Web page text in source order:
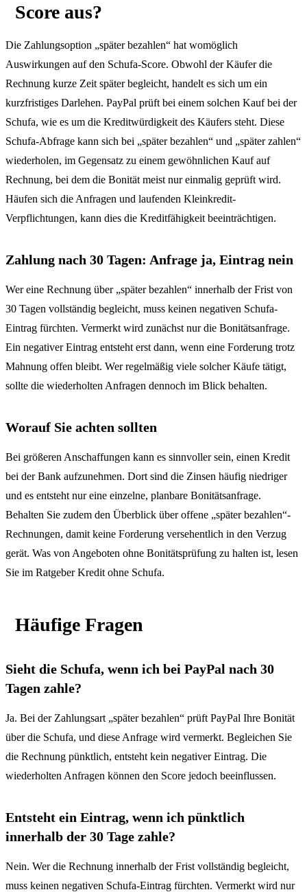
Score aus?
Die Zahlungsoption „später bezahlen“ hat womöglich
Auswirkungen auf den Schufa-Score. Obwohl der Käufer die
Rechnung kurze Zeit später begleicht, handelt es sich um ein
kurzfristiges Darlehen. PayPal prüft bei einem solchen Kauf bei der
Schufa, wie es um die Kreditwürdigkeit des Käufers steht. Diese
Schufa-Abfrage kann sich bei „später bezahlen“ und „später zahlen“
wiederholen, im Gegensatz zu einem gewöhnlichen Kauf auf
Rechnung, bei dem die Bonität meist nur einmalig geprüft wird.
Häufen sich die Anfragen und laufenden Kleinkredit-
Verpflichtungen, kann dies die Kreditfähigkeit beeinträchtigen.
Zahlung nach 30 Tagen: Anfrage ja, Eintrag nein
Wer eine Rechnung über „später bezahlen“ innerhalb der Frist von
30 Tagen vollständig begleicht, muss keinen negativen Schufa-
Eintrag fürchten. Vermerkt wird zunächst nur die Bonitätsanfrage.
Ein negativer Eintrag entsteht erst dann, wenn eine Forderung trotz
Mahnung offen bleibt. Wer regelmäßig viele solcher Käufe tätigt,
sollte die wiederholten Anfragen dennoch im Blick behalten.
Worauf Sie achten sollten
Bei größeren Anschaffungen kann es sinnvoller sein, einen Kredit
bei der Bank aufzunehmen. Dort sind die Zinsen häufig niedriger
und es entsteht nur eine einzelne, planbare Bonitätsanfrage.
Behalten Sie zudem den Überblick über offene „später bezahlen“-
Rechnungen, damit keine Forderung versehentlich in den Verzug
gerät. Was von Angeboten ohne Bonitätsprüfung zu halten ist, lesen
Sie im RatgeberKredit ohne Schufa.
Häufige Fragen
Sieht die Schufa, wenn ich bei PayPal nach 30
Tagen zahle?
Ja. Bei der Zahlungsart „später bezahlen“ prüft PayPal Ihre Bonität
über die Schufa, und diese Anfrage wird vermerkt. Begleichen Sie
die Rechnung pünktlich, entsteht kein negativer Eintrag. Die
wiederholten Anfragen können den Score jedoch beeinflussen.
Entsteht ein Eintrag, wenn ich pünktlich
innerhalb der 30 Tage zahle?
Nein. Wer die Rechnung innerhalb der Frist vollständig begleicht,
muss keinen negativen Schufa-Eintrag fürchten. Vermerkt wird nur